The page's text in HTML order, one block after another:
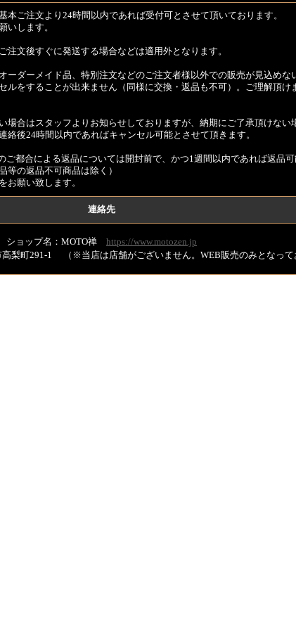
本ご注文より24時間以内であれば受付可とさせて頂いております。
いします。
注文後すぐに発送する場合などは適用外となります。
ーダーメイド品、特別注文などのご注文者様以外での販売が見込めな
ルをすることが出来ません（同様に交換・返品も不可）。ご理解頂け
場合はスタッフよりお知らせしておりますが、納期にご了承頂けない
絡後24時間以内であればキャンセル可能とさせて頂きます。
ご都合による返品については開封前で、かつ1週間以内であれば返品
等の返品不可商品は除く）
お願い致します。
連絡先
ショップ名：MOTO禅 https://www.motozen.jp
梨町291-1 （※当店は店舗がございません。WEB販売のみとなって